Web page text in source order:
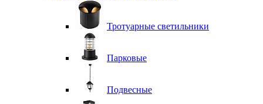
Тротуарные светильники
Парковые
Подвесные